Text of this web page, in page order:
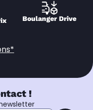
Boulanger Drive
!